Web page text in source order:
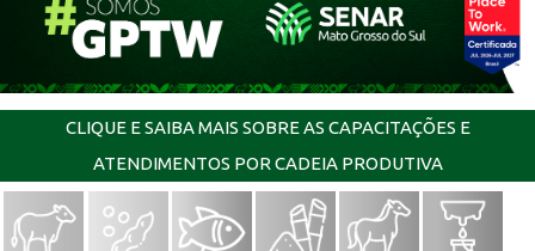
CLIQUE E SAIBA MAIS SOBRE AS CAPACITAÇÕES E
ATENDIMENTOS POR CADEIA PRODUTIVA